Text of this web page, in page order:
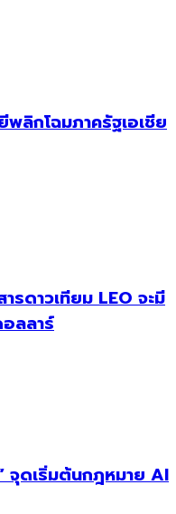
ลิกโฉมภาครัฐเอเชีย
ดาวเทียม LEO จะมี
ลลาร์
จุดเริ่มต้นกฎหมาย AI